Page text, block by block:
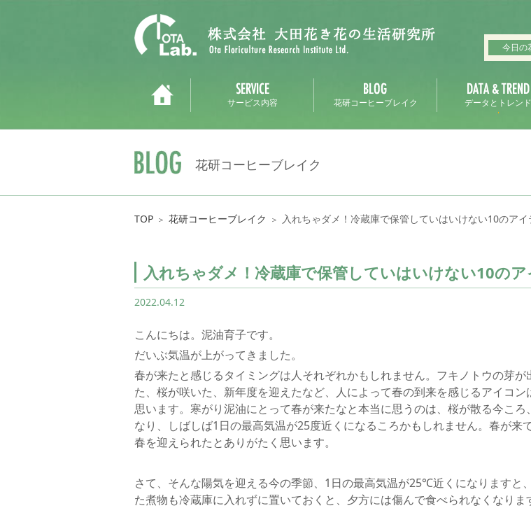
今日の
サービス内容 花研コーヒーブレイク データとトレンド
花研コーヒーブレイク
TOP ＞ 花研コーヒーブレイク ＞ 入れちゃダメ！冷蔵庫で保管していはいけない10のアイ
入れちゃダメ！冷蔵庫で保管していはいけない10の
2022.04.12
こんにちは。泥油育子です。
だいぶ気温が上がってきました。
春が来たと感じるタイミングは人それぞれかもしれません。フキノトウの芽が
た、桜が咲いた、新年度を迎えたなど、人によって春の到来を感じるアイコン
思います。寒がり泥油にとって春が来たなと本当に思うのは、桜が散る今ころ
なり、しばしば1日の最高気温が25度近くになるころかもしれません。春が来
春を迎えられたとありがたく思います。
さて、そんな陽気を迎える今の季節、1日の最高気温が25℃近くになりますと
た煮物も冷蔵庫に入れずに置いておくと、夕方には傷んで食べられなくなりま